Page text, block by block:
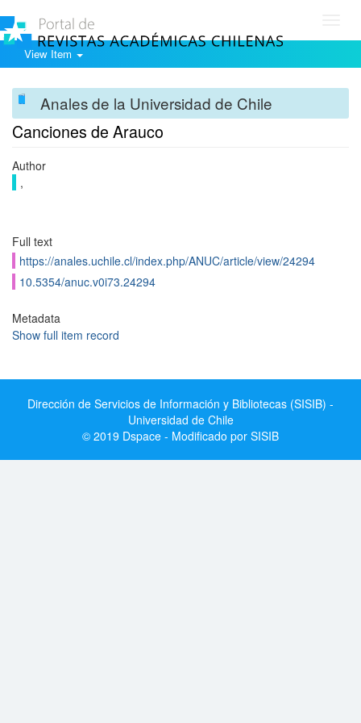
View Item
Anales de la Universidad de Chile
Canciones de Arauco
Author
,
Full text
https://anales.uchile.cl/index.php/ANUC/article/view/24294
10.5354/anuc.v0i73.24294
Metadata
Show full item record
Dirección de Servicios de Información y Bibliotecas (SISIB) -
Universidad de Chile
© 2019 Dspace - Modificado por SISIB